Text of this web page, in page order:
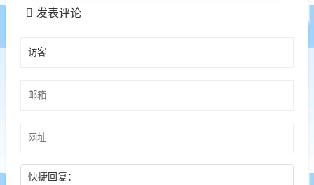
发表评论
快捷回复：